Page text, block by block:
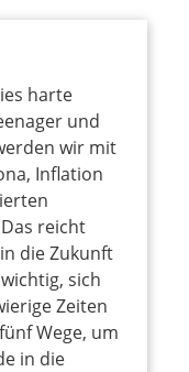
harte
und
wir mit
Inflation
reicht
die Zukunft
sich
Zeiten
Wege, um
in die